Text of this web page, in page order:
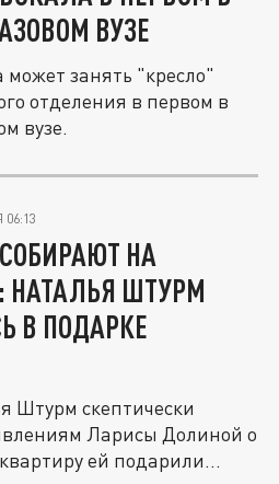
ВУЗЕ
занять "кресло"
отделения в первом в
вузе.
НА
НАТАЛЬЯ ШТУРМ
В ПОДАРКЕ
Штурм скептически
Ларисы Долиной о
ей подарили...